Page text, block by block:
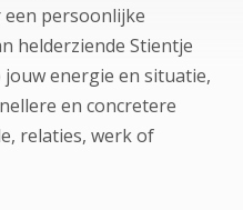
een persoonlijke
helderziende Stientje
energie en situatie,
en concretere
relaties, werk of